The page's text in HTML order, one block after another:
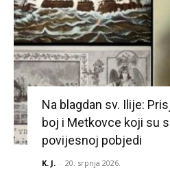
Na blagdan sv. Ilije:
boj i Metkovce koji su
povijesnoj pobjedi
K. J. - 20. srpnja 2026.